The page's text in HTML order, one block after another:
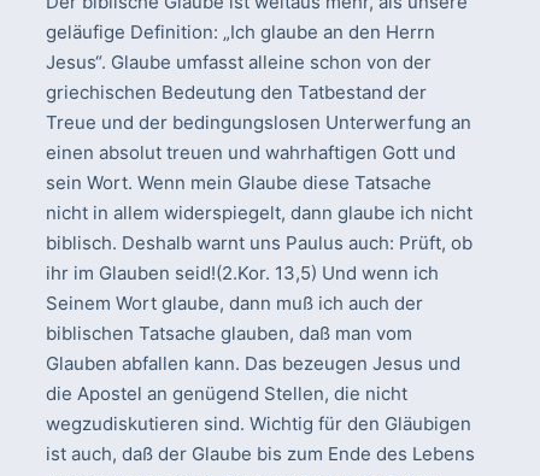
geläufige Definition: „Ich glaube an den Herrn
Jesus“. Glaube umfasst alleine schon von der
griechischen Bedeutung den Tatbestand der
Treue und der bedingungslosen Unterwerfung an
einen absolut treuen und wahrhaftigen Gott und
sein Wort. Wenn mein Glaube diese Tatsache
nicht in allem widerspiegelt, dann glaube ich nicht
biblisch. Deshalb warnt uns Paulus auch: Prüft, ob
ihr im Glauben seid!(2.Kor. 13,5) Und wenn ich
Seinem Wort glaube, dann muß ich auch der
biblischen Tatsache glauben, daß man vom
Glauben abfallen kann. Das bezeugen Jesus und
die Apostel an genügend Stellen, die nicht
wegzudiskutieren sind. Wichtig für den Gläubigen
ist auch, daß der Glaube bis zum Ende des Lebens